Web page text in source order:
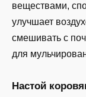
веществами,
улучшает
смешивать с
для
Настой